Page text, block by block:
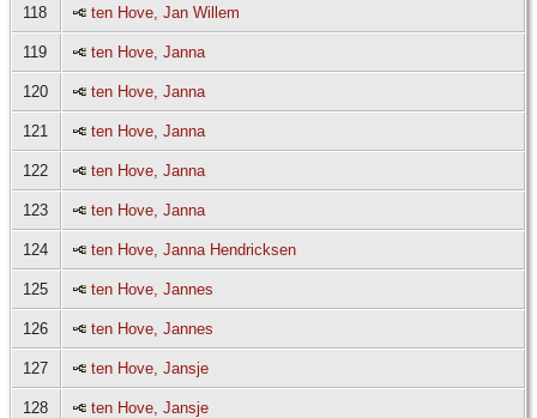
118 ten Hove, Jan Willem
119 ten Hove, Janna
120 ten Hove, Janna
121 ten Hove, Janna
122 ten Hove, Janna
123 ten Hove, Janna
124 ten Hove, Janna Hendricksen
125 ten Hove, Jannes
126 ten Hove, Jannes
127 ten Hove, Jansje
128 ten Hove, Jansje